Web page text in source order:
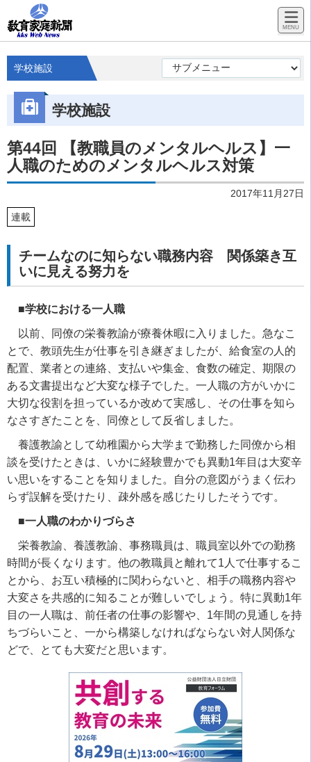
学校施設
学校施設
第44回 【教職員のメンタルヘルス】一
人職のためのメンタルヘルス対策
2017年11月27日
連載
チームなのに知らない職務内容 関係築き互
いに見える努力を
■学校における一人職
以前、同僚の栄養教諭が療養休暇に入りました。急なこ
とで、教頭先生が仕事を引き継ぎましたが、給食室の人的
配置、業者との連絡、支払いや集金、食数の確定、期限の
ある文書提出など大変な様子でした。一人職の方がいかに
大切な役割を担っているか改めて実感し、その仕事を知ら
なさすぎたことを、同僚として反省しました。
養護教諭として幼稚園から大学まで勤務した同僚から相
談を受けたときは、いかに経験豊かでも異動1年目は大変辛
い思いをすることを知りました。自分の意図がうまく伝わ
らず誤解を受けたり、疎外感を感じたりしたそうです。
■一人職のわかりづらさ
栄養教諭、養護教諭、事務職員は、職員室以外での勤務
時間が長くなります。他の教職員と離れて1人で仕事するこ
とから、お互い積極的に関わらないと、相手の職務内容や
大変さを共感的に知ることが難しいでしょう。特に異動1年
目の一人職は、前任者の仕事の影響や、1年間の見通しを持
ちづらいこと、一から構築しなければならない対人関係な
どで、とても大変だと思います。